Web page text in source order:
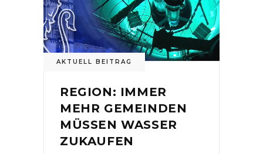
AKTUELL BEITRAG
REGION: IMMER
MEHR GEMEINDEN
MÜSSEN WASSER
ZUKAUFEN